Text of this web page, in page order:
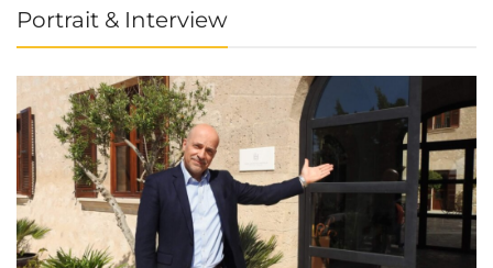
Portrait & Interview